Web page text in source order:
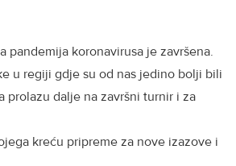
koronavirusa je završena.
u regiji gdje su od nas jedino bolji bili
prolazu dalje na završni turnir i za
kreću pripreme za nove izazove i